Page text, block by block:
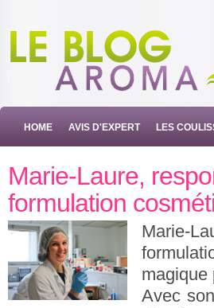
HOME AVIS D'EXPERT LES
Marie-Laure,
formulation
Marie-
magique
Avec